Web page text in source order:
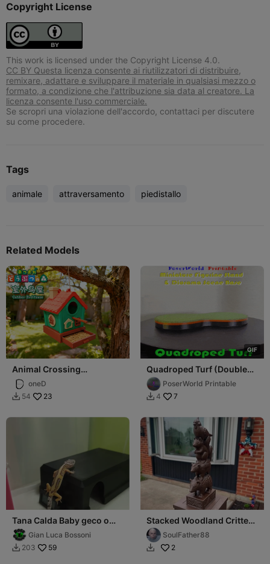
Copyright License
This work is licensed under the Copyright License 4.0.
CC BY Questa licenza consente ai riutilizzatori di distribuire,
remixare, adattare e sviluppare il materiale in qualsiasi mezzo o
formato, a condizione che l'attribuzione sia data al creatore. La
licenza consente l'uso commerciale.
Se scropri una violazione dell'accordo, contattaci per discutere
su come procedere.
Tags
animale attraversamento piedistallo
Related Models
Animal Crossing
Birdhouse动物森友会鸟屋
oneD
 54 23
GIF
Quadroped Turf (Double
Figure) Stand and Scenic
Diorama Base
PoserWorld Printable
 4 7
Tana Calda Baby geco o
serpentiGian Luca Bossoni
 203 59
Stacked Woodland Critters
Post Topper
SoulFather88
 2